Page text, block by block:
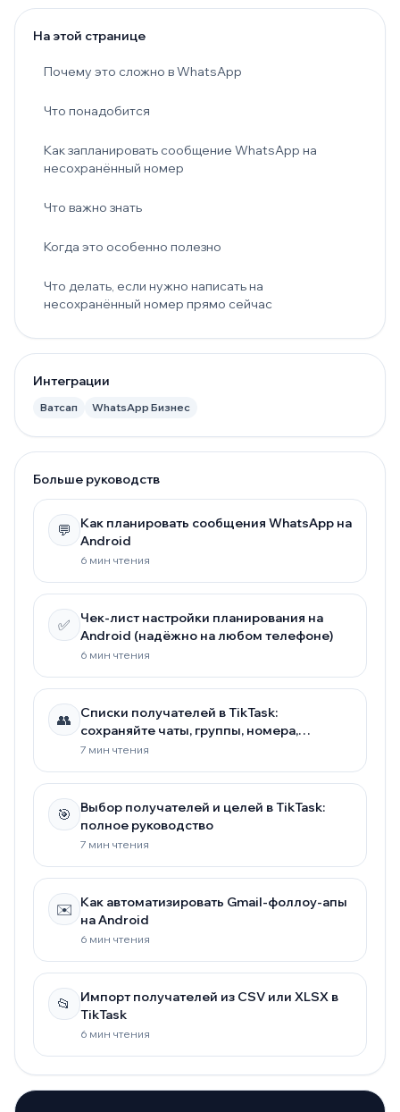
На этой странице
Почему это сложно в WhatsApp
Что понадобится
Как запланировать сообщение WhatsApp на
несохранённый номер
Что важно знать
Когда это особенно полезно
Что делать, если нужно написать на
несохранённый номер прямо сейчас
Интеграции
Ватсап WhatsApp Бизнес
Больше руководств
💬
Как планировать сообщения WhatsApp на
Android
6 мин чтения
✅
Чек-лист настройки планирования на
Android (надёжно на любом телефоне)
6 мин чтения
👥
Списки получателей в TikTask:
сохраняйте чаты, группы, номера,
профили и другое
7 мин чтения
🎯
Выбор получателей и целей в TikTask:
полное руководство
7 мин чтения
✉️
Как автоматизировать Gmail-фоллоу-апы
на Android
6 мин чтения
📂
Импорт получателей из CSV или XLSX в
TikTask
6 мин чтения